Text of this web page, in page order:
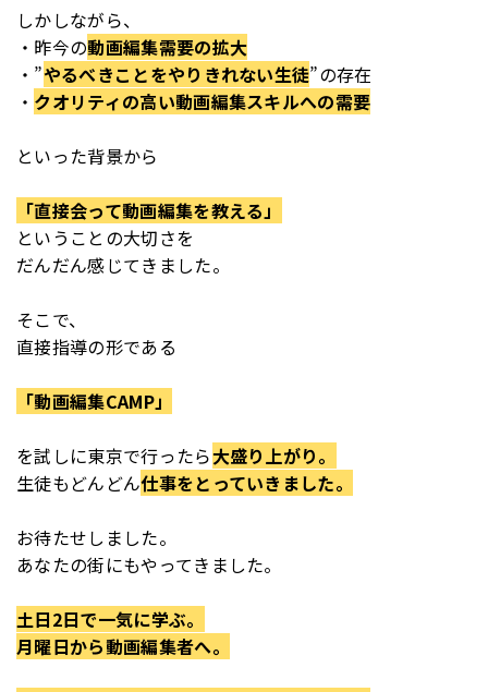
しかしながら、
・昨今の動画編集需要の拡大
・”やるべきことをやりきれない生徒”の存在
・ クオリティの高い動画編集スキルへの需要
といった背景から
「直接会って動画編集を教える」
ということの大切さを
だんだん感じてきました。
そこで、
直接指導の形である
「動画編集CAMP」
を試しに東京で行ったら大盛り上がり。
生徒もどんどん仕事をとっていきました。
お待たせしました。
あなたの街にもやってきました。
土日2日で一気に学ぶ。
月曜日から動画編集者へ。